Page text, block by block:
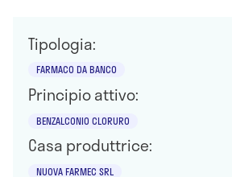
Tipologia:
FARMACO DA BANCO
Principio attivo:
BENZALCONIO CLORURO
Casa produttrice:
NUOVA FARMEC SRL